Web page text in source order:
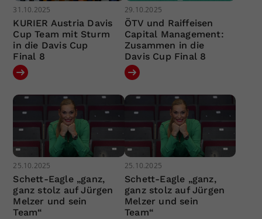
31.10.2025
KURIER Austria Davis
Cup Team mit Sturm
in die Davis Cup
Final 8
29.10.2025
ÖTV und Raiffeisen
Capital Management:
Zusammen in die
Davis Cup Final 8
25.10.2025
Schett-Eagle „ganz,
ganz stolz auf Jürgen
Melzer und sein
Team“
25.10.2025
Schett-Eagle „ganz,
ganz stolz auf Jürgen
Melzer und sein
Team“